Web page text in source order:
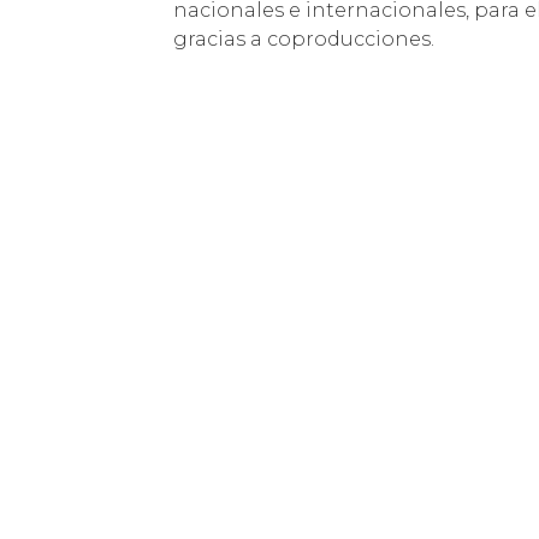
nacionales e internacionales, para
gracias a coproducciones.